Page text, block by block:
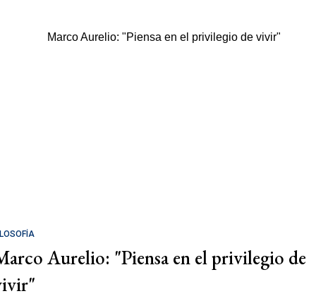
Aurelio: "Piensa en el privilegio de